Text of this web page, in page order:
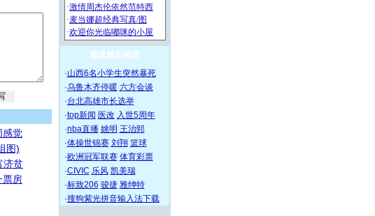
感觉
图)
济贫
票房
频道精彩推荐
·山西6名小学生突然暴死
·乌鲁木齐停暖 六方会谈
·台北高雄市长选举
·top新闻 医改 入世5周年
·nba直播 姚明 王治郅
·体操世锦赛 刘翔 篮球
·欧洲冠军联赛 体育彩票
·CIVIC 乐风 凯美瑞
·标致206 骏捷 雅绅特
·搜狗紫光拼音输入法下载